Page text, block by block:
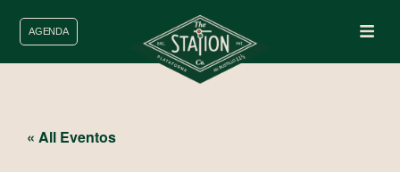
AGENDA
« All Eventos